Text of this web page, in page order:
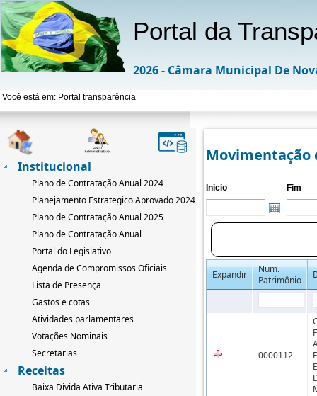
Portal da
2026 - Câmara Municipal De
Você está em: Portal transparência
Institucional
Plano de Contratação Anual 2024
Planejamento Estrategico Aprovado 2024-2033
Plano de Contratação Anual 2025
Plano de Contratação Anual
Portal do Legislativo
Agenda de Compromissos Oficiais
Lista de Presença
Gastos e cotas
Atividades parlamentares
Votações Nominais
Secretarias
Receitas
Baixa Divida Ativa Tributaria
Movimentação
Inicio Fim
Expandir
Num.
Patrimônio
0000112
E